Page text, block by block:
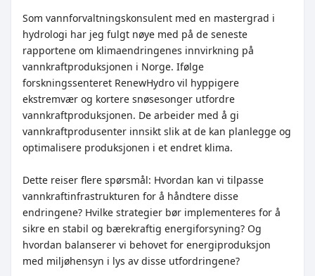
Som vannforvaltningskonsulent med en mastergrad i
hydrologi har jeg fulgt nøye med på de seneste
rapportene om klimaendringenes innvirkning på
vannkraftproduksjonen i Norge. Ifølge
forskningssenteret RenewHydro vil hyppigere
ekstremvær og kortere snøsesonger utfordre
vannkraftproduksjonen. De arbeider med å gi
vannkraftprodusenter innsikt slik at de kan planlegge og
optimalisere produksjonen i et endret klima.
Dette reiser flere spørsmål: Hvordan kan vi tilpasse
vannkraftinfrastrukturen for å håndtere disse
endringene? Hvilke strategier bør implementeres for å
sikre en stabil og bærekraftig energiforsyning? Og
hvordan balanserer vi behovet for energiproduksjon
med miljøhensyn i lys av disse utfordringene?